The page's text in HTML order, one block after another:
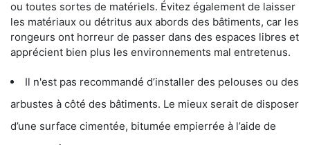
ou toutes sortes de matériels. Évitez également de laisser
les matériaux ou détritus aux abords des bâtiments, car les
rongeurs ont horreur de passer dans des espaces libres et
apprécient bien plus les environnements mal entretenus.
Il n'est pas recommandé d’installer des pelouses ou des
arbustes à côté des bâtiments. Le mieux serait de disposer
d’une surface cimentée, bitumée empierrée à l’aide de